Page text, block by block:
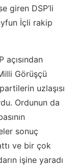
giren DSP’li
İçli rakip
açısından
Görüşçü
uzlaşısı
Ordunun da
sonuç
ve bir çok
işine yaradı